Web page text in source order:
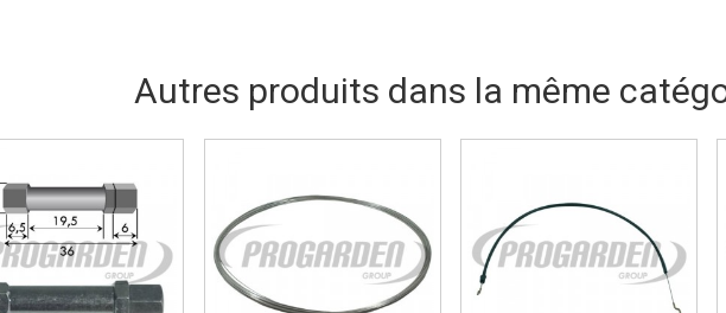
Autres produits dans la même